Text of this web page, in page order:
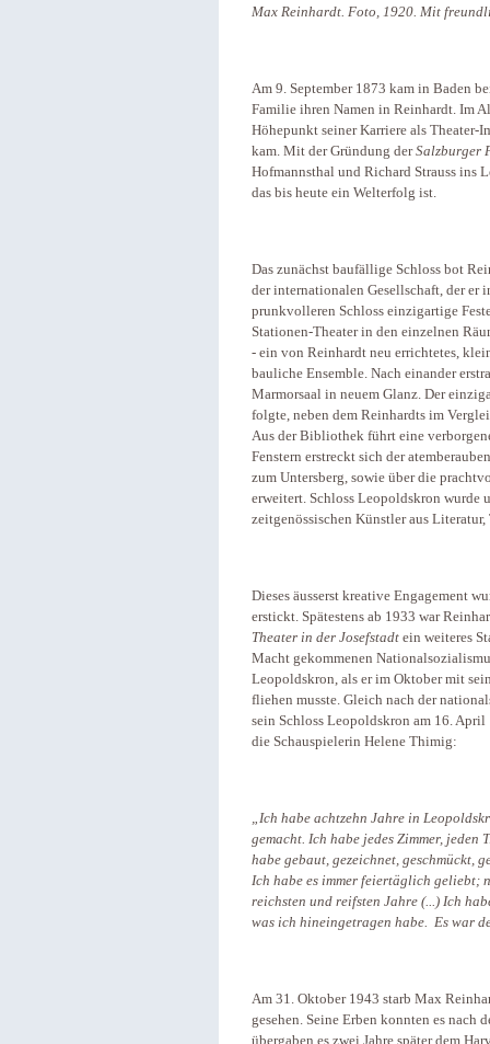
Max Reinhardt. Foto, 1920. Mit
Am 9. September 1873 kam in Baden
Familie ihren Namen in Reinhardt. Im
Höhepunkt seiner Karriere als Theater-
kam. Mit der Gründung derSalzburger
Hofmannsthal und Richard Strauss ins
das bis heute ein Welterfolg ist.
Das zunächst baufällige Schloss bot
der internationalen Gesellschaft, der er
prunkvolleren Schloss einzigartige
Stationen-Theater in den einzelnen
- ein von Reinhardt neu errichtetes,
bauliche Ensemble. Nach einander
Marmorsaal in neuem Glanz. Der
folgte, neben dem Reinhardts im
Aus der Bibliothek führt eine
Fenstern erstreckt sich der
zum Untersberg, sowie über die
erweitert. Schloss Leopoldskron wurde
zeitgenössischen Künstler aus
Dieses äusserst kreative Engagement
erstickt. Spätestens ab 1933 war
Theater in der Josefstadt ein weiteres
Macht gekommenen
Leopoldskron, als er im Oktober mit
fliehen musste. Gleich nach der
sein Schloss Leopoldskron am 16.
die Schauspielerin Helene Thimig:
„Ich habe achtzehn Jahre in
gemacht. Ich habe jedes Zimmer, jeden
habe gebaut, gezeichnet, geschmückt,
Ich habe es immer feiertäglich geliebt;
reichsten und reifsten Jahre (...) Ich
was ich hineingetragen habe. Es war
Am 31. Oktober 1943 starb Max
gesehen. Seine Erben konnten es nach
übergaben es zwei Jahre später dem